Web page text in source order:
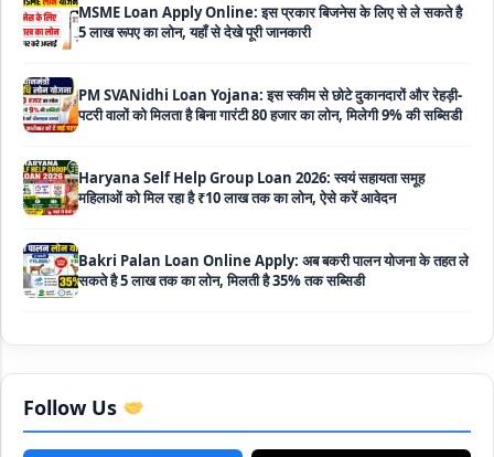
PM SVANidhi Loan Yojana: इस स्कीम से छोटे दुकानदारों और रेहड़ी-
पटरी वालों को मिलता है बिना गारंटी 80 हजार का लोन, मिलेगी 9% की सब्सिडी
Haryana Self Help Group Loan 2026: स्वयं सहायता समूह
महिलाओं को मिल रहा है ₹10 लाख तक का लोन, ऐसे करें आवेदन
Bakri Palan Loan Online Apply: अब बकरी पालन योजना के तहत ले
सकते है 5 लाख तक का लोन, मिलती है 35% तक सब्सिडी
SBI Animal Husbandry Loan Scheme: SBI पशुपालन लोन
योजना के फॉर्म फिर से हुए शुरू, बिना गारंटी मिलता है 1 लाख से लेकर 10 लाख
तक का लोन
Mahila Samriddhi Loan Yojana: महिला समृद्धि योजना के तहत
Follow Us